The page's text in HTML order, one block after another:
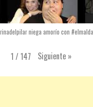
niega amorío con
1 /147 Siguiente »